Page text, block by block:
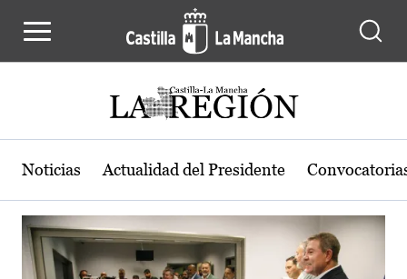
Actualidad de la región de Castilla-
Noticias Actualidad del Presidente